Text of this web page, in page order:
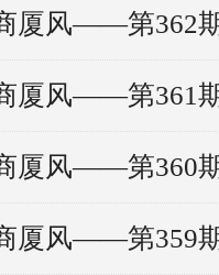
厦风——第362
厦风——第361
厦风——第360
厦风——第359